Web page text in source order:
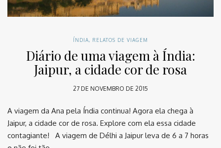
ÍNDIA, RELATOS DE VIAGEM
Diário de uma viagem à Índia:
Jaipur, a cidade cor de rosa
27 DE NOVEMBRO DE 2015
A viagem da Ana pela Índia continua! Agora ela chega à
Jaipur, a cidade cor de rosa. Explore com ela essa cidade
contagiante! A viagem de Délhi a Jaipur leva de 6 a 7 horas